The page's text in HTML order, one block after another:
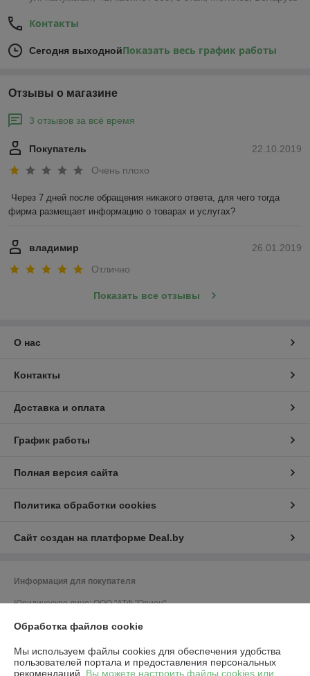
Контакты
Сегодня выходнойПоказать весь график работы
Отзывы о магазине
3 отзывов за всё время
22.10.2019
Покупатель
Очень плохо
Через 7 дней после обращения никакого ответа, для чего тогда
фирма размещает информацию о товарах и услугах?
26.01.2019
владимир
Отлично
Показать все отзывы
О нас
Контакты
Доставка и оплата
График работы
Полная версия сайта
Политика обработки cookies
Сайт создан на платформе Deal.by
Информация для покупателя
Юридическое лицо:ООО "АТФ "Орион"
УНП: 700033502
Обработка файлов cookie
Мы используем файлы cookies для обеспечения удобства
пользователей портала и предоставления персональных
рекомендаций. Вы можете настроить файлы cookies или